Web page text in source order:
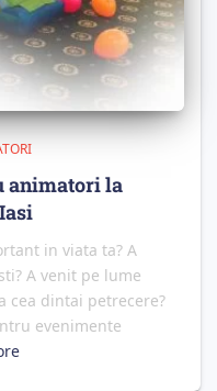
animatori la
in viata ta? A
A venit pe lume
cea dintai petrecere?
evenimente